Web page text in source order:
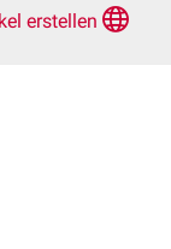
erstellen